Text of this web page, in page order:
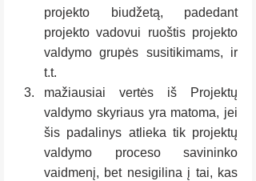
projekto biudžetą, padedant
projekto vadovui ruoštis projekto
valdymo grupės susitikimams, ir
t.t.
mažiausiai vertės iš Projektų
valdymo skyriaus yra matoma, jei
šis padalinys atlieka tik projektų
valdymo proceso savininko
vaidmenį, bet nesigilina į tai, kas